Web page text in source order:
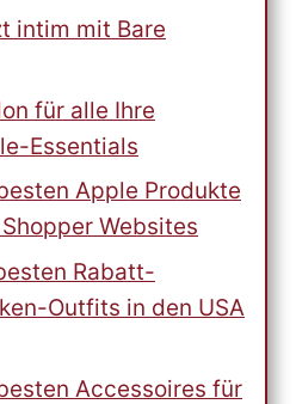
intim mit Bare
für alle Ihre
Essentials
Apple Produkte
Websites
Rabatt-
Outfits in den USA
Accessoires für